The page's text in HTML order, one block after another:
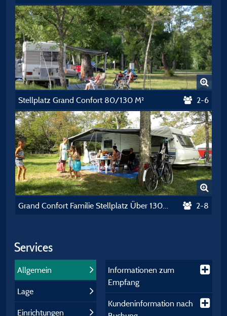
Stellplatz Grand Confort 80/130 M² 2-6
Grand Confort Familie Stellplatz Über 130M² 2-8
Services
Allgemein
Lage
Einrichtungen
Informationen zum
Empfang
Kundeninformation nach